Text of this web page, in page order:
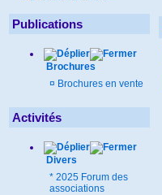
Publications
Brochures
¤ Brochures en vente
Activités
Divers
* 2025 Forum des
associations